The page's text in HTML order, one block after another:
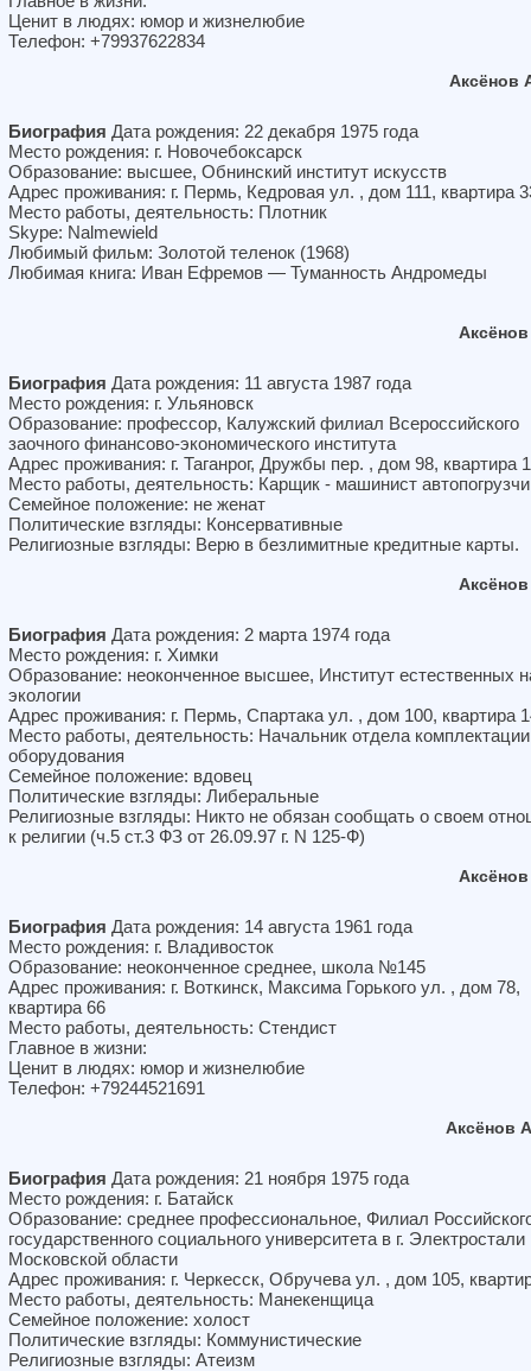
Ценит в людях: юмор и жизнелюбие
Телефон: +79937622834
Аксёнов
Биография Дата рождения: 22 декабря 1975 года
Место рождения: г. Новочебоксарск
Образование: высшее, Обнинский институт искусств
Адрес проживания: г. Пермь, Кедровая ул. , дом 111, квартира
Место работы, деятельность: Плотник
Skype: Nalmewield
Любимый фильм: Золотой теленок (1968)
Любимая книга: Иван Ефремов — Туманность Андромеды
Биография Дата рождения: 11 августа 1987 года
Место рождения: г. Ульяновск
Образование: профессор, Калужский филиал Всероссийского
заочного финансово-экономического института
Адрес проживания: г. Таганрог, Дружбы пер. , дом 98, квартира
Место работы, деятельность: Карщик - машинист
Семейное положение: не женат
Политические взгляды: Консервативные
Религиозные взгляды: Верю в безлимитные кредитные карты.
Биография Дата рождения: 2 марта 1974 года
Место рождения: г. Химки
Образование: неоконченное высшее, Институт естественных
экологии
Адрес проживания: г. Пермь, Спартака ул. , дом 100, квартира
Место работы, деятельность: Начальник отдела комплектации
оборудования
Семейное положение: вдовец
Политические взгляды: Либеральные
Религиозные взгляды: Никто не обязан сообщать о своем
к религии (ч.5 ст.3 ФЗ от 26.09.97 г. N 125-Ф)
Биография Дата рождения: 14 августа 1961 года
Место рождения: г. Владивосток
Образование: неоконченное среднее, школа №145
Адрес проживания: г. Воткинск, Максима Горького ул. , дом 78,
квартира 66
Место работы, деятельность: Стендист
Главное в жизни:
Ценит в людях: юмор и жизнелюбие
Телефон: +79244521691
Аксёнов
Биография Дата рождения: 21 ноября 1975 года
Место рождения: г. Батайск
Образование: среднее профессиональное, Филиал
государственного социального университета в г. Электростали
Московской области
Адрес проживания: г. Черкесск, Обручева ул. , дом 105,
Место работы, деятельность: Манекенщица
Семейное положение: холост
Политические взгляды: Коммунистические
Религиозные взгляды: Атеизм